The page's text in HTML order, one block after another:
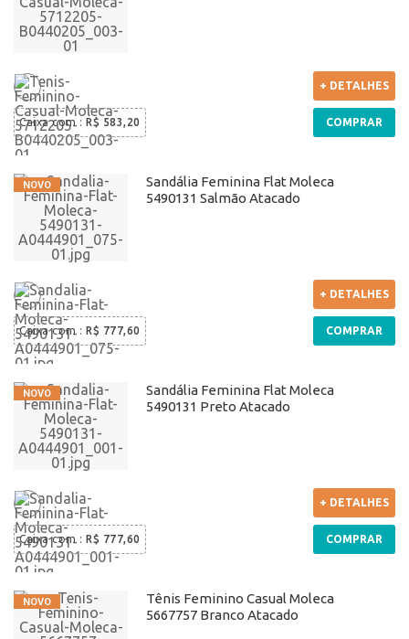
Caixa com : R$ 583,20
+ DETALHES
COMPRAR
Sandália Feminina Flat Moleca
5490131 Salmão Atacado
Caixa com : R$ 777,60
+ DETALHES
COMPRAR
Sandália Feminina Flat Moleca
5490131 Preto Atacado
Caixa com : R$ 777,60
+ DETALHES
COMPRAR
Tênis Feminino Casual Moleca
5667757 Branco Atacado